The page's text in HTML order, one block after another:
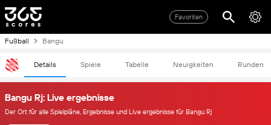
Favoriten
Fußball Bangu
Details Spiele Tabelle Neuigkeiten Runden
Bangu Rj: Live ergebnisse
Der Ort für alle Spielpläne, Ergebnisse und Live ergebnisse für Bangu Rj